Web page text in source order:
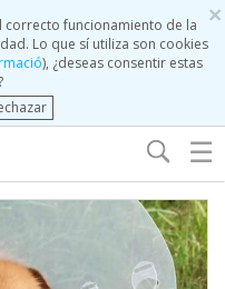
×
funcionamiento de la
Lo que sí utiliza son cookies
), ¿deseas consentir estas
☰